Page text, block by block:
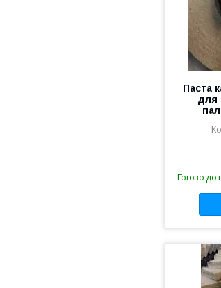
Паста
для
Готово до